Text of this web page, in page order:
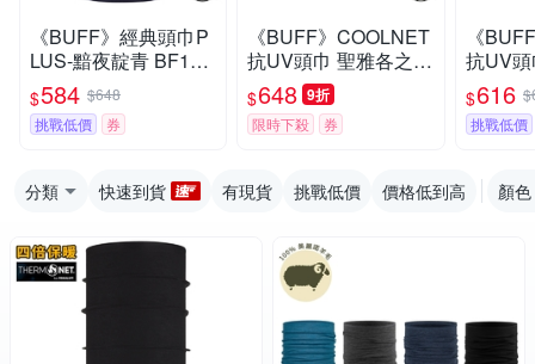
《BUFF》經典頭巾P
LUS-黯夜靛青 BF117
818-779 (路跑/健行/單
車/爬山/吸濕排汗)
$584 $648
挑戰低價
券
《BUFF》COOLNET
抗UV頭巾 聖雅各之路
授權 多款 路跑/防曬/
健行/單車/爬山/防疫
$648 9折
限時下殺 券
《
抗UV
曬/健行
疫
$616
挑戰低價
分類 快速到貨 有現貨 挑戰低價 價格低到高 顏色